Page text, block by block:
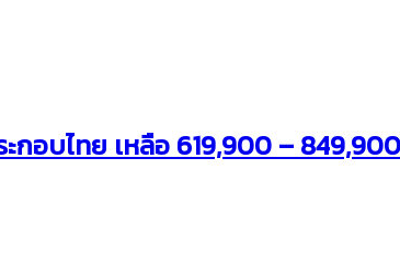
กอบไทย เหลือ 619,900 –